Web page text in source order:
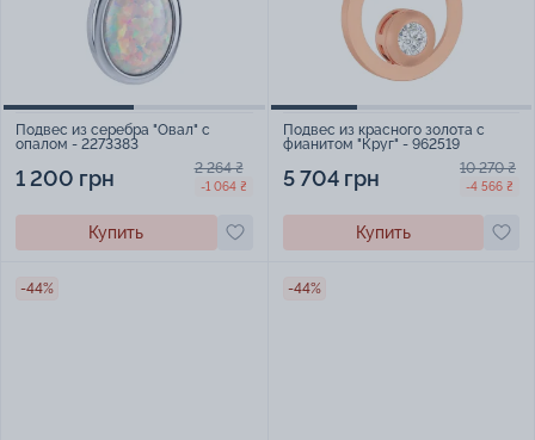
Подвес из серебра "Овал" с
опалом - 2273383
1 200 грн 2 264 ₴
-1 064 ₴
Купить
Подвес из красного золота с
фианитом "Круг" - 962519
5 704 грн 10 270 ₴
-4 566 ₴
Купить
-44% -44%